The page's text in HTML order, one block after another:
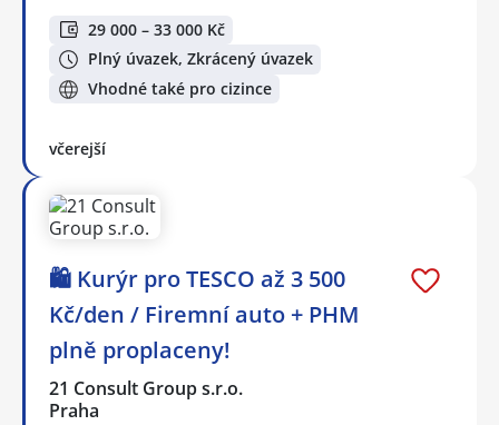
29 000 – 33 000 Kč
Plný úvazek, Zkrácený úvazek
Vhodné také pro cizince
včerejší
🛍️ Kurýr pro TESCO až 3 500
Kč/den / Firemní auto + PHM
plně proplaceny!
21 Consult Group s.r.o.
Praha